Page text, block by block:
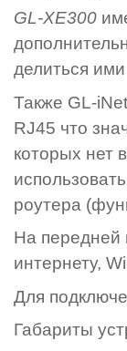
GL-XE300
делиться
Также GL-
RJ45 что
которых нет
роутера
На передней
интернету,
Для
Габариты